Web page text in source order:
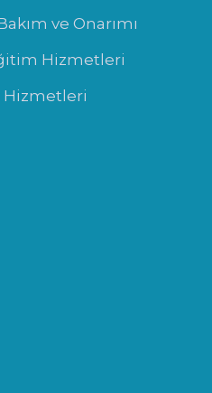
ve Onarımı
Hizmetleri
Hizmetleri